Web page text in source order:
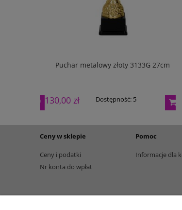
Puchar metalowy złoty 3133G 27cm
130,00 zł Dostępność:5
Ceny w sklepie
Ceny i podatki
Nr konta do wpłat
Pomoc
Informacje dla